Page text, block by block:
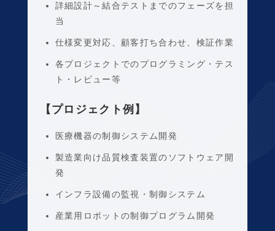
詳細設計～結合テストまでのフェーズを担
当
仕様変更対応、顧客打ち合わせ、検証作業
各プロジェクトでのプログラミング・テス
ト・レビュー等
【プロジェクト例】
医療機器の制御システム開発
製造業向け品質検査装置のソフトウェア開
発
インフラ設備の監視・制御システム
産業用ロボットの制御プログラム開発